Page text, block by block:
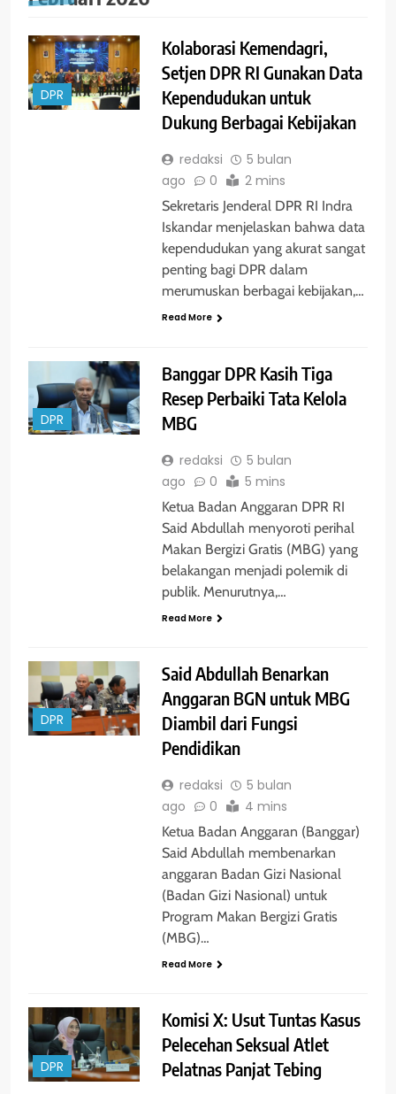
DPR
Kolaborasi Kemendagri,
Setjen DPR RI Gunakan Data
Kependudukan untuk
Dukung Berbagai Kebijakan
redaksi
5 bulan
ago
0 2 mins
Sekretaris Jenderal DPR RI Indra
Iskandar menjelaskan bahwa data
kependudukan yang akurat sangat
penting bagi DPR dalam
merumuskan berbagai kebijakan,…
Read More
DPR
Banggar DPR Kasih Tiga
Resep Perbaiki Tata Kelola
MBG
redaksi
5 bulan
ago
0 5 mins
Ketua Badan Anggaran DPR RI
Said Abdullah menyoroti perihal
Makan Bergizi Gratis (MBG) yang
belakangan menjadi polemik di
publik. Menurutnya,…
Read More
DPR
Said Abdullah Benarkan
Anggaran BGN untuk MBG
Diambil dari Fungsi
Pendidikan
redaksi
5 bulan
ago
0 4 mins
Ketua Badan Anggaran (Banggar)
Said Abdullah membenarkan
anggaran Badan Gizi Nasional
(Badan Gizi Nasional) untuk
Program Makan Bergizi Gratis
(MBG)…
Read More
DPR
Komisi X: Usut Tuntas Kasus
Pelecehan Seksual Atlet
Pelatnas Panjat Tebing